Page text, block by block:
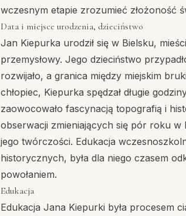
wczesnym etapie zrozumieć złożoność
Data i miejsce urodzenia, dzieciństwo
Jan Kiepurka urodził się w Bielsku,
przemysłowy. Jego dzieciństwo
rozwijało, a granica między miejskim
chłopiec, Kiepurka spędzał długie
zaowocowało fascynacją topografią i
obserwacji zmieniających się pór roku w
jego twórczości. Edukacja
historycznych, była dla niego czasem
powołaniem.
Edukacja
Edukacja Jana Kiepurki była procesem